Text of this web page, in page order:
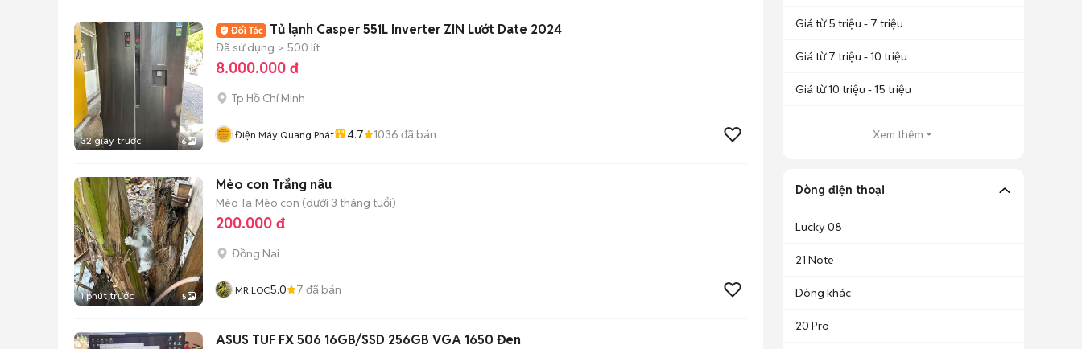
32 giây trước 6
Tủ lạnh Casper 551L Inverter ZIN Lướt Date 2024
Đã sử dụng > 500 lít
8.000.000 đ
Tp Hồ Chí Minh
Điện Máy Quang Phát 4.7 1036 đã bán
1 phút trước 5
Mèo con Trắng nâu
Mèo Ta Mèo con (dưới 3 tháng tuổi)
200.000 đ
Đồng Nai
MR LOC5.0 7 đã bán
ASUS TUF FX 506 16GB/SSD 256GB VGA 1650 Đen
Giá từ 5 triệu - 7 triệu
Giá từ 7 triệu - 10 triệu
Giá từ 10 triệu - 15 triệu
Xem thêm
Dòng điện thoại
Lucky 08
21 Note
Dòng khác
20 Pro